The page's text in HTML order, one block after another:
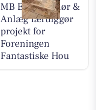
MB Entreprenør &
Anlæg færdiggør
projekt for
Foreningen
Fantastiske Hou